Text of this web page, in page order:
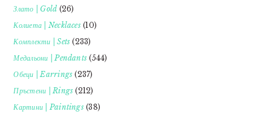
Злато | Gold (26)
Колиета | Necklaces(10)
Комплекти | Sets (233)
Медальони | Pendants (544)
Обеци | Earrings (237)
Пръстени | Rings (212)
Картини | Paintings(38)